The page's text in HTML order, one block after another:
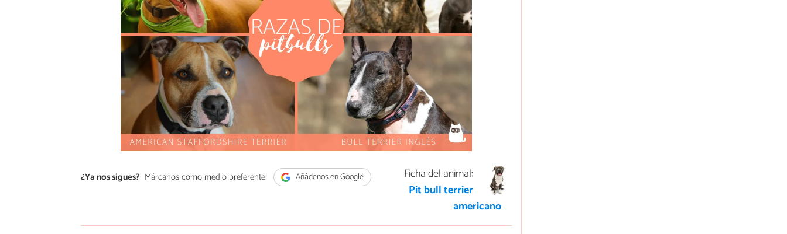
¿Ya nos sigues? Márcanos como medio preferente Añádenos en Google
Ficha del animal:
Pit bull terrier
americano